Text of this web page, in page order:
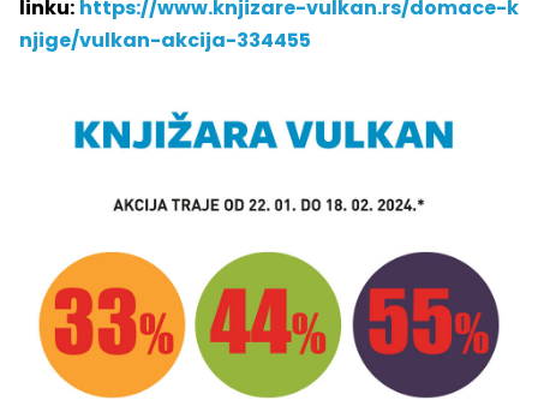
linku: https://www.knjizare-vulkan.rs/domace-k
njige/vulkan-akcija-334455